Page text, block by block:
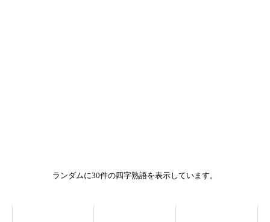
ランダムに30件の四字熟語を表示しています。